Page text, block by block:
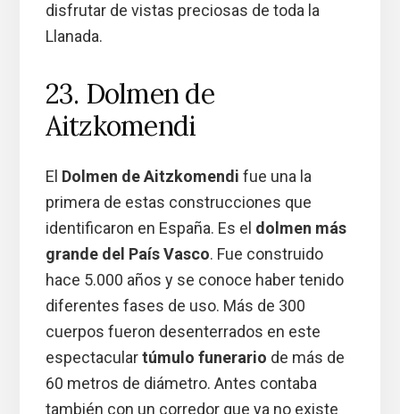
disfrutar de vistas preciosas de toda la
Llanada.
23. Dolmen de
Aitzkomendi
El Dolmen de Aitzkomendi fue una la
primera de estas construcciones que
identificaron en España. Es el dolmen más
grande del País Vasco. Fue construido
hace 5.000 años y se conoce haber tenido
diferentes fases de uso. Más de 300
cuerpos fueron desenterrados en este
espectaculartúmulo funerario de más de
60 metros de diámetro. Antes contaba
también con un corredor que ya no existe